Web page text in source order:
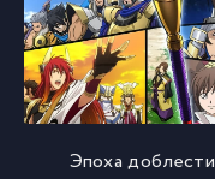
Эпоха доблести